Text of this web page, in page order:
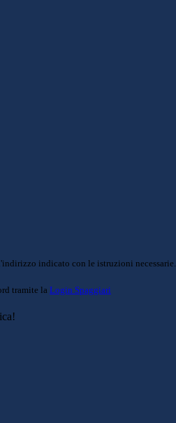
indicato con le istruzioni necessarie.
tramite la Login Spaggiari